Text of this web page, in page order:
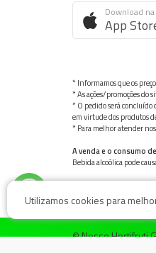
Download na
App
* Informamos que os
* As ações/promoções do
* O pedido será concluído
em virtude dos produtos
* Para melhor atender
A venda e o consumo
Bebida alcoólica pode
© Nosso Hortifruti
Utilizamos cookies para